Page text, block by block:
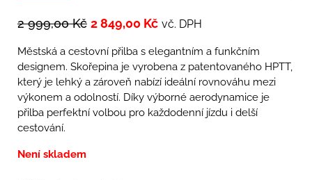
2 999,00Kč 2 849,00 Kč vč. DPH
Městská a cestovní přilba s elegantním a funkčním
designem. Skořepina je vyrobena z patentovaného HPTT,
který je lehký a zároveň nabízí ideální rovnováhu mezi
výkonem a odolností. Díky výborné aerodynamice je
přilba perfektní volbou pro každodenní jízdu i delší
cestování.
Není skladem